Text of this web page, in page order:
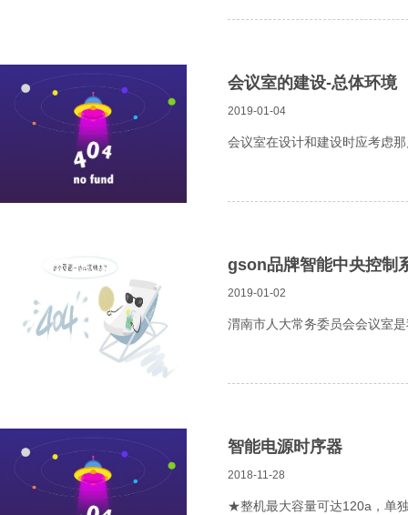
会议室的建设-总体环境
2019-01-04
会议室在设计和建设时应考虑
gson品牌智能中央控制
2019-01-02
渭南市人大常务委员会会议室
智能电源时序器
2018-11-28
★整机最大容量可达120a，单